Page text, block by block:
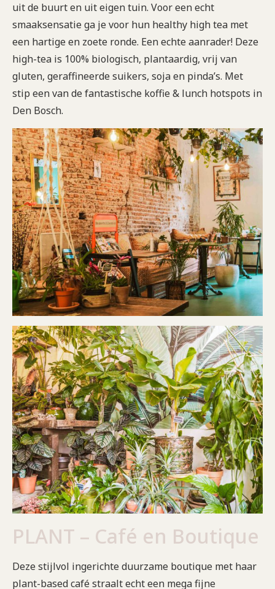
uit de buurt en uit eigen tuin. Voor een echt
smaaksensatie ga je voor hun healthy high tea met
een hartige en zoete ronde. Een echte aanrader! Deze
high-tea is 100% biologisch, plantaardig, vrij van
gluten, geraffineerde suikers, soja en pinda’s. Met
stip een van de fantastische koffie & lunch hotspots in
Den Bosch.
PLANT – Café en Boutique
Deze stijlvol ingerichte duurzame boutique met haar
plant-based café straalt echt een mega fijne